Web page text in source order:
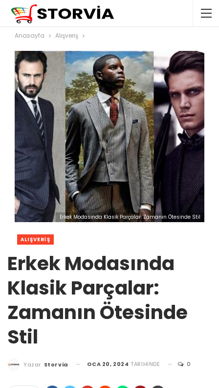
Anasayfa Alışveriş
Erkek Modasında Klasik Parçalar: Zamanın Ötesinde Stil
ALIŞVERIŞ
Erkek Modasında
Klasik Parçalar:
Zamanın Ötesinde
Stil
Yazar Storvia OCA 20, 2024 TARIHINDE 0